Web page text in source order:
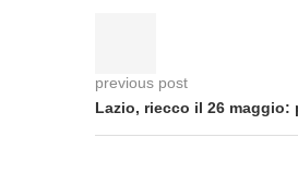
previous post
Lazio, riecco il 26 maggio: